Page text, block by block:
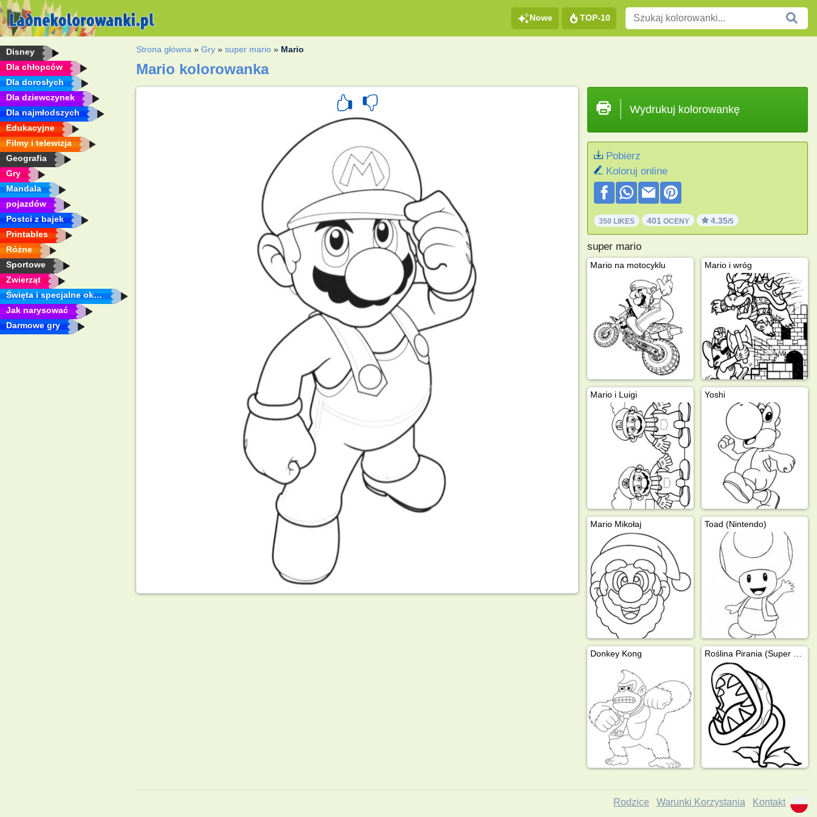
Nowe TOP-10
Disney
Dla chłopców
Dla dorosłych
Dla dziewczynek
Dla najmłodszych
Edukacyjne
Filmy i telewizja
Geografia
Gry
Mandala
pojazdów
Postci z bajek
Printables
Różne
Sportowe
Zwierząt
Święta i specjalne okazje
Jak narysować
Darmowe gry
Strona główna »Gry »super mario » Mario
Mario kolorowanka
Wydrukuj kolorowankę
Pobierz
Koloruj online
350 LIKES 401 OCENY 4.35/5
super mario
Mario na motocyklu Mario i wróg
Mario i Luigi Yoshi
Mario Mikołaj Toad (Nintendo)
Donkey Kong
Rodzice Warunki Korzystania Kontakt